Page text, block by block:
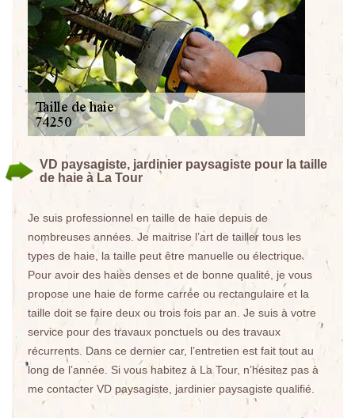
VD paysagiste, jardinier paysagiste pour la taille
de haie à La Tour
Je suis professionnel en taille de haie depuis de
nombreuses années. Je maitrise l’art de tailler tous les
types de haie, la taille peut être manuelle ou électrique.
Pour avoir des haies denses et de bonne qualité, je vous
propose une haie de forme carrée ou rectangulaire et la
taille doit se faire deux ou trois fois par an. Je suis à votre
service pour des travaux ponctuels ou des travaux
récurrents. Dans ce dernier car, l’entretien est fait tout au
long de l’année. Si vous habitez à La Tour, n’hésitez pas à
me contacter VD paysagiste, jardinier paysagiste qualifié.